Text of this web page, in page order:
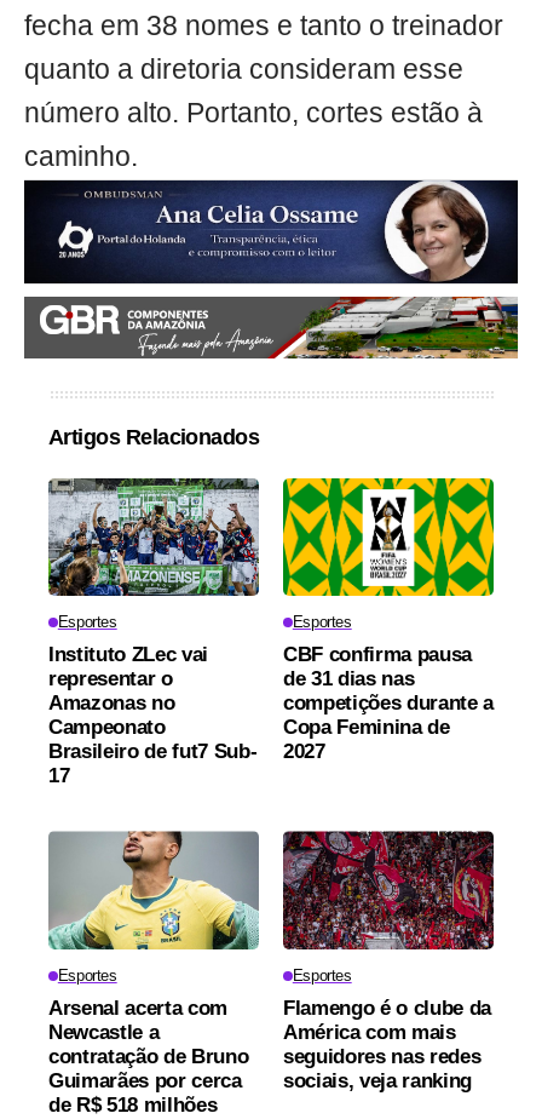
fecha em 38 nomes e tanto o treinador
quanto a diretoria consideram esse
número alto. Portanto, cortes estão à
caminho.
Artigos Relacionados
Esportes
Instituto ZLec vai
representar o
Amazonas no
Campeonato
Brasileiro de fut7 Sub-
17
Esportes
CBF confirma pausa
de 31 dias nas
competições durante a
Copa Feminina de
2027
Esportes
Arsenal acerta com
Newcastle a
contratação de Bruno
Guimarães por cerca
de R$ 518 milhões
Esportes
Flamengo é o clube da
América com mais
seguidores nas redes
sociais, veja ranking